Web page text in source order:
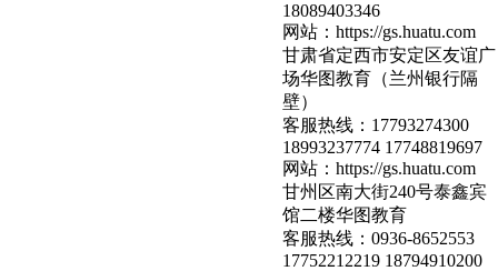
18089403346
网站：https://gs.huatu.com
甘肃省定西市安定区友谊广
场华图教育（兰州银行隔
壁）
客服热线： 17793274300
18993237774 17748819697
网站：https://gs.huatu.com
甘州区南大街240号泰鑫宾
馆二楼华图教育
客服热线：0936-8652553
17752212219 18794910200